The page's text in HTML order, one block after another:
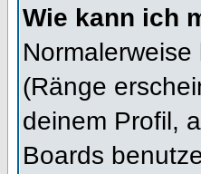
Wie kann ich
(Ränge
deinem Profil,
Boards